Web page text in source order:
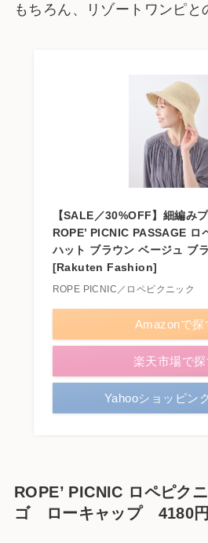
もちろん、リゾートワンピと
【SALE／30%OFF】細編み
ROPE’ PICNIC PASSAGE ロ
ハット ブラウン ベージュ ブ
[Rakuten Fashion]
ROPE PICNIC／ロペピクニック
Amazonで探
楽天市場で探
Yahooショッピン
ROPE’ PICNIC ロペピク
ゴ ローキャップ 4180円